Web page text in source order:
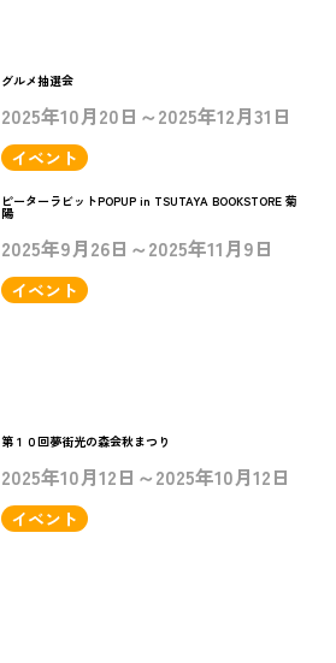
グルメ抽選会
2025年10月20日～2025年12月31日
イベント
ピーターラビットPOPUP in TSUTAYA BOOKSTORE 菊
陽
2025年9月26日～2025年11月9日
イベント
第１０回夢街光の森会秋まつり
2025年10月12日～2025年10月12日
イベント